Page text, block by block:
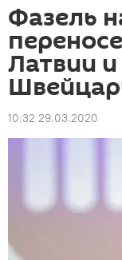
Фазель
Латвии
10:32 29.03.2020